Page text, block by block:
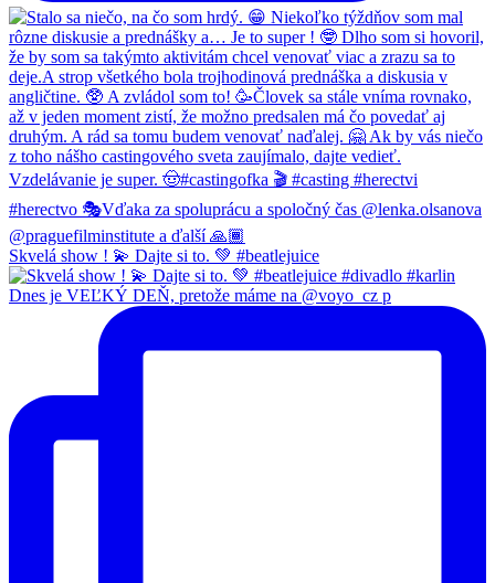
Skvelá show ! 💫 Dajte si to. 💚 #beatlejuice
Dnes je VEĽKÝ DEŇ, pretože máme na @voyo_cz p